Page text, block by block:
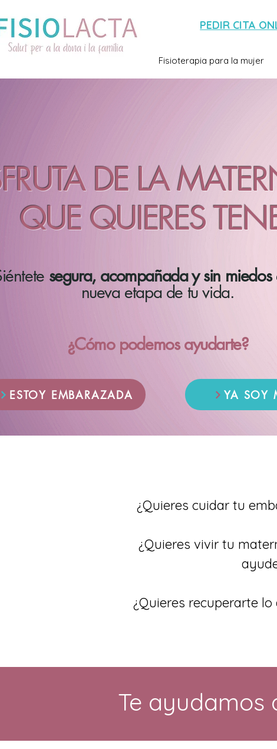
PEDIR CITA
Fisioterapia para la mujer
DE LA
QUE QUIERES
segura, acompañada y sin miedos
nueva etapa de tu vida.
¿Cómo podemos ayudarte?
ESTOY EMBARAZADA YA SOY
¿Quieres cuidar tu
¿Quieres vivir tu
¿Quieres recuperarte
Te ayudamos